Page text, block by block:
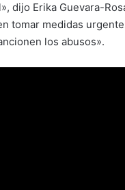
dijo Erika Guevara-
tomar medidas
los abusos».